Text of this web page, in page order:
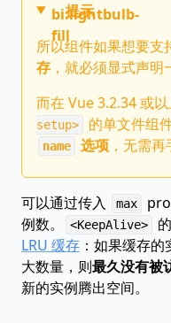
bi:lightbulb-
fill
提示
所以组件如果想要支
存 ，就必须显式声明
而在 Vue 3.2.34 或
setup>
的单文件组
name 选项 ，无需
可以通过传入 max
例数。
<KeepAlive>
LRU 缓存 ：如果缓存
大数量，则最久没有被
新的实例腾出空间。